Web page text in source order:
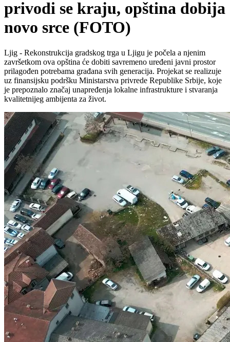
privodi se kraju, opština dobija
novo srce (FOTO)
Ljig - Rekonstrukcija gradskog trga u Ljigu je počela a njenim
završetkom ova opština će dobiti savremeno uređeni javni prostor
prilagođen potrebama građana svih generacija. Projekat se realizuje
uz finansijsku podršku Ministarstva privrede Republike Srbije, koje
je prepoznalo značaj unapređenja lokalne infrastrukture i stvaranja
kvalitetnijeg ambijenta za život.